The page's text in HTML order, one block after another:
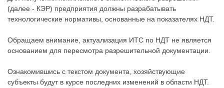
(далее - КЭР) предприятия должны разрабатывать
технологические нормативы, основанные на показателях НДТ.
Обращаем внимание, актуализация ИТС по НДТ не является
основанием для пересмотра разрешительной документации.
Ознакомившись с текстом документа, хозяйствующие
субъекты будут в курсе последних изменений в области НДТ.